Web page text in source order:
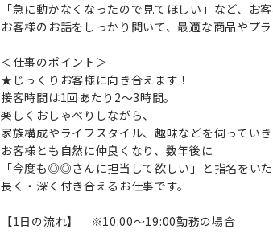
「急に動かなくなったので見てほしい」など、お
お客様のお話をしっかり聞いて、最適な商品やプラ
＜仕事のポイント＞
★じっくりお客様に向き合えます！
接客時間は1回あたり2～3時間。
楽しくおしゃべりしながら、
家族構成やライフスタイル、趣味などを伺っていき
お客様とも自然に仲良くなり、数年後に
「今度も◎◎さんに担当して欲しい」と指名をいた
長く・深く付き合えるお仕事です。
【1日の流れ】 ※10:00～19:00勤務の場合